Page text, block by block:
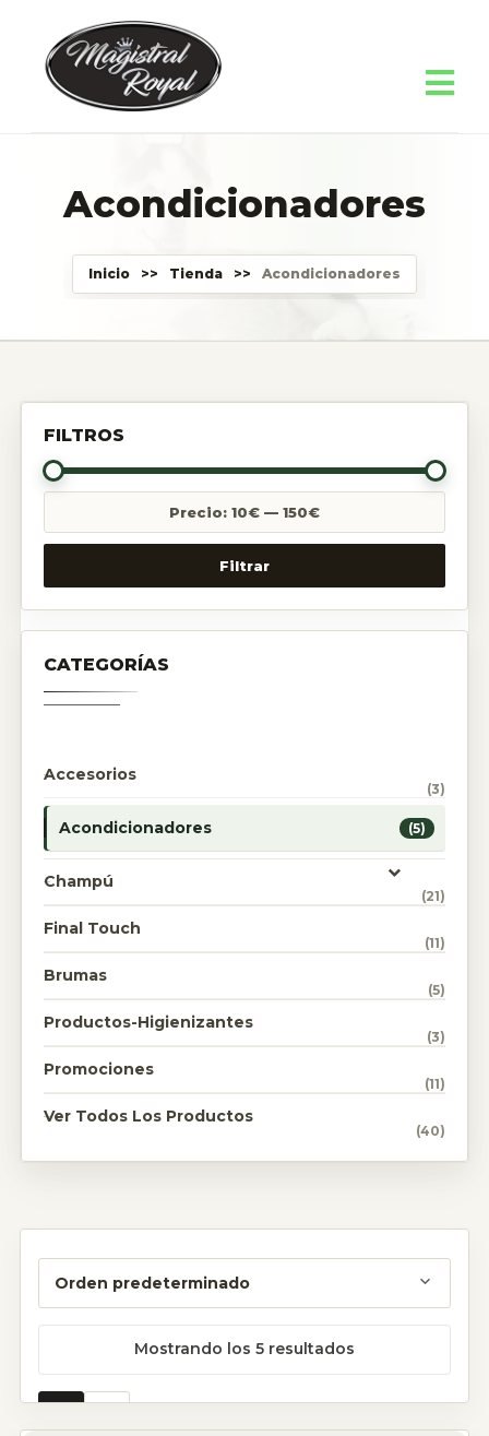
Acondicionadores
Inicio >> Tienda >> Acondicionadores
FILTROS
Filtrar
Precio: 10€ — 150€
CATEGORÍAS
Accesorios
(3)
Acondicionadores (5)
Champú
(21)
Final Touch
(11)
Brumas
(5)
Productos-Higienizantes
(3)
Promociones
(11)
Ver Todos Los Productos
(40)
Mostrando los 5 resultados